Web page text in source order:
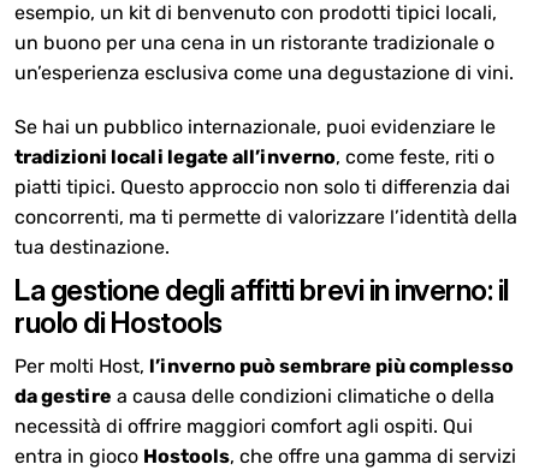
esempio, un kit di benvenuto con prodotti tipici locali,
un buono per una cena in un ristorante tradizionale o
un’esperienza esclusiva come una degustazione di vini.
Se hai un pubblico internazionale, puoi evidenziare le
tradizioni locali legate all’inverno, come feste, riti o
piatti tipici. Questo approccio non solo ti differenzia dai
concorrenti, ma ti permette di valorizzare l’identità della
tua destinazione.
La gestione degli affitti brevi in inverno: il
ruolo di Hostools
Per molti Host, l’inverno può sembrare più complesso
da gestire a causa delle condizioni climatiche o della
necessità di offrire maggiori comfort agli ospiti. Qui
entra in gioco Hostools, che offre una gamma di servizi